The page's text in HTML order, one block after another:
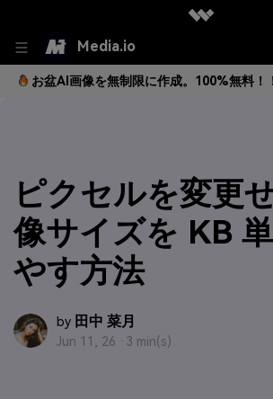
Media.io
お盆AI画像を無制限に作成。100%無料！
ピクセルを変更
像サイズを KB
やす方法
by 田中 菜月
Jun 11, 26 · 3 min(s)